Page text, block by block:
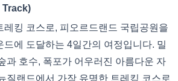
Track)
레킹 코스로, 피오르드랜드 국립공원을
드에 도달하는 4일간의 여정입니다. 밀
과 호수, 폭포가 어우러진 아름다운 자
질랜드에서 가장 유명한 트레킹 코스로